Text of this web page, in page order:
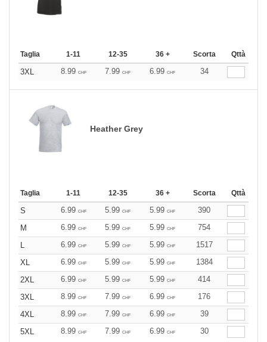
Taglia 1-11 12-35 36 + Scorta Qttà
3XL 8.99 CHF 7.99 CHF 6.99 CHF 34
Heather Grey
Taglia 1-11 12-35 36 + Scorta Qttà
S 6.99 CHF 5.99 CHF 5.99 CHF
390
M
6.99 CHF 5.99 CHF 5.99 CHF
754
L
6.99 CHF 5.99 CHF 5.99 CHF
1517
XL
6.99 CHF 5.99 CHF 5.99 CHF
1384
2XL
6.99 CHF 5.99 CHF 5.99 CHF
414
3XL
8.99 CHF 7.99 CHF 6.99 CHF
176
4XL
8.99 CHF 7.99 CHF 6.99 CHF
39
5XL
8.99 CHF 7.99 CHF 6.99 CHF 30